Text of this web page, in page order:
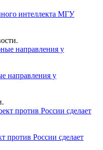
интеллекта МГУ
направления у
против России сделает